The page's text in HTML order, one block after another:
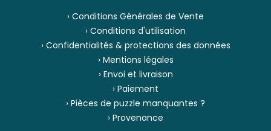
› Conditions Générales de Vente
› Conditions d'utilisation
› Confidentialités & protections des données
› Mentions légales
› Envoi et livraison
› Paiement
› Pièces de puzzle manquantes ?
› Provenance